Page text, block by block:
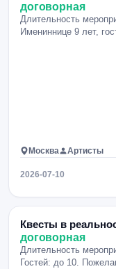
договорная
Длительность
Имениннице 9 лет,
Москва Артисты
2026-07-10
Квесты в
договорная
Длительность
Гостей: до 10.